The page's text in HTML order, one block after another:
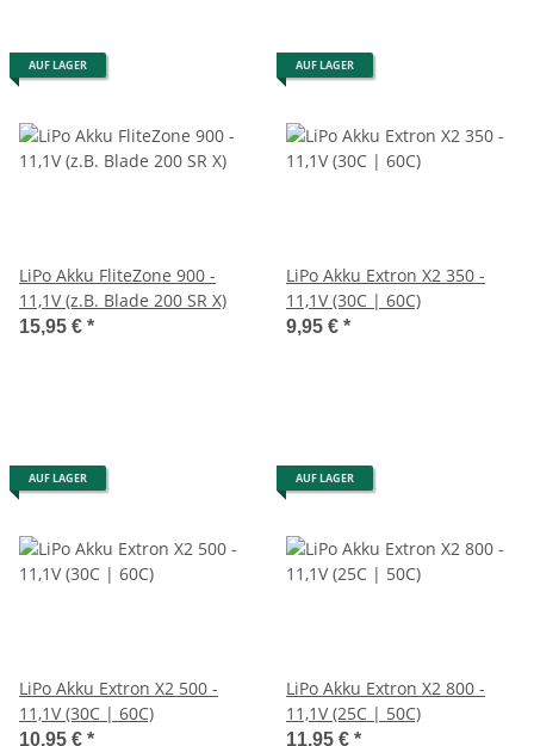
AUF LAGER
LiPo Akku FliteZone 900 -
11,1V (z.B. Blade 200 SR X)
15,95 € *
AUF LAGER
LiPo Akku Extron X2 350 -
11,1V (30C | 60C)
9,95 € *
AUF LAGER
LiPo Akku Extron X2 500 -
11,1V (30C | 60C)
10,95 € *
AUF LAGER
LiPo Akku Extron X2 800 -
11,1V (25C | 50C)
11,95 € *